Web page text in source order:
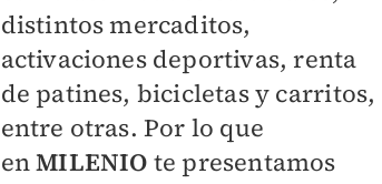
distintos mercaditos,
activaciones deportivas, renta
de patines, bicicletas y carritos,
entre otras. Por lo que
enMILENIO te presentamos